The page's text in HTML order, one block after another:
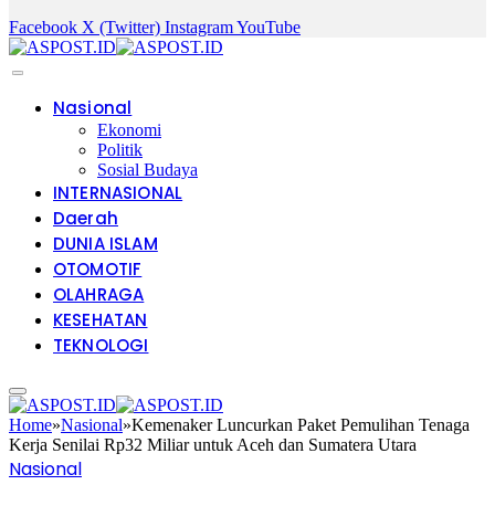
Facebook X (Twitter) InstagramYouTube
Nasional
Ekonomi
Politik
Sosial Budaya
INTERNASIONAL
Daerah
DUNIA ISLAM
OTOMOTIF
OLAHRAGA
KESEHATAN
TEKNOLOGI
Home»Nasional»Kemenaker Luncurkan Paket Pemulihan Tenaga
Kerja Senilai Rp32 Miliar untuk Aceh dan Sumatera Utara
Nasional